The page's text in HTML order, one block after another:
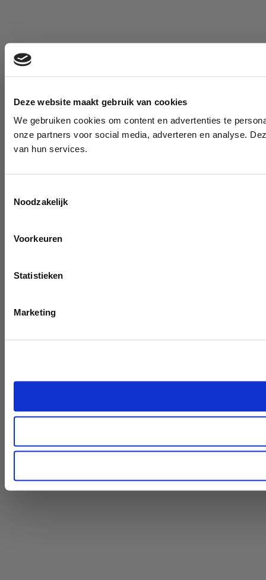
Deze website maakt gebruik van cookies
We gebruiken cookies om content en advertenties te
onze partners voor social media, adverteren en analyse.
van hun services.
Noodzakelijk
Voorkeuren
Statistieken
Marketing